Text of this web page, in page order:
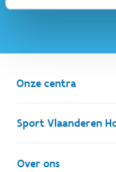
Onze centra
Sport Vlaanderen
Simon Bolivarlaan 17
Over ons